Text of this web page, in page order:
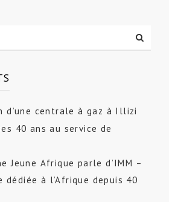
d’une centrale à gaz à Illizi
40 ans au service de
Jeune Afrique parle d’IMM –
dédiée à l’Afrique depuis 40